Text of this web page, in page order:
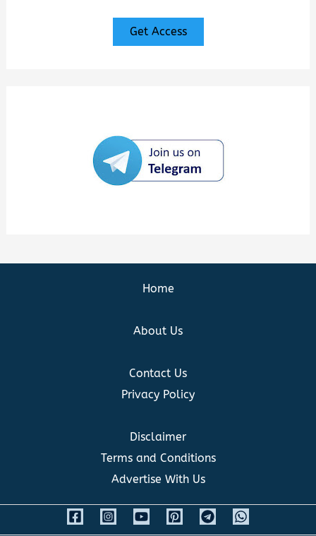
Get Access
Home
About Us
Contact Us
Privacy Policy
Disclaimer
Terms and Conditions
Advertise With Us